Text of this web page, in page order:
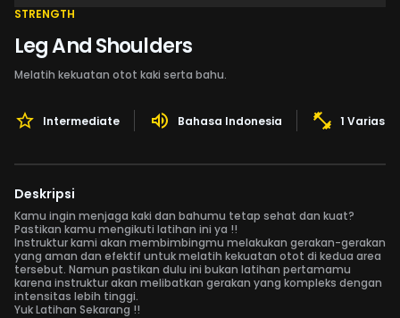
STRENGTH
Leg And Shoulders
Melatih kekuatan otot kaki serta bahu.
Intermediate Bahasa Indonesia 1 Variasi
Deskripsi
Kamu ingin menjaga kaki dan bahumu tetap sehat dan kuat?
Pastikan kamu mengikuti latihan ini ya !!
Instruktur kami akan membimbingmu melakukan gerakan-gerakan
yang aman dan efektif untuk melatih kekuatan otot di kedua area
tersebut. Namun pastikan dulu ini bukan latihan pertamamu
karena instruktur akan melibatkan gerakan yang kompleks dengan
intensitas lebih tinggi.
Yuk Latihan Sekarang !!